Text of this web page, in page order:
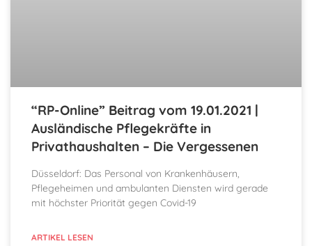
“RP-Online” Beitrag vom 19.01.2021 |
Ausländische Pflegekräfte in
Privathaushalten – Die Vergessenen
Düsseldorf: Das Personal von Krankenhäusern,
Pflegeheimen und ambulanten Diensten wird gerade
mit höchster Priorität gegen Covid-19
ARTIKEL LESEN